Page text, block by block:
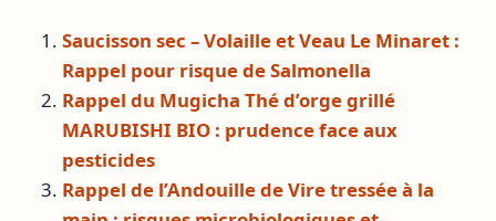
Saucisson sec – Volaille et Veau Le Minaret :
Rappel pour risque de Salmonella
Rappel du Mugicha Thé d’orge grillé
MARUBISHI BIO : prudence face aux
pesticides
Rappel de l’Andouille de Vire tressée à la